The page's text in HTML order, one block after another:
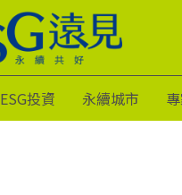
ESG投資 永續城市